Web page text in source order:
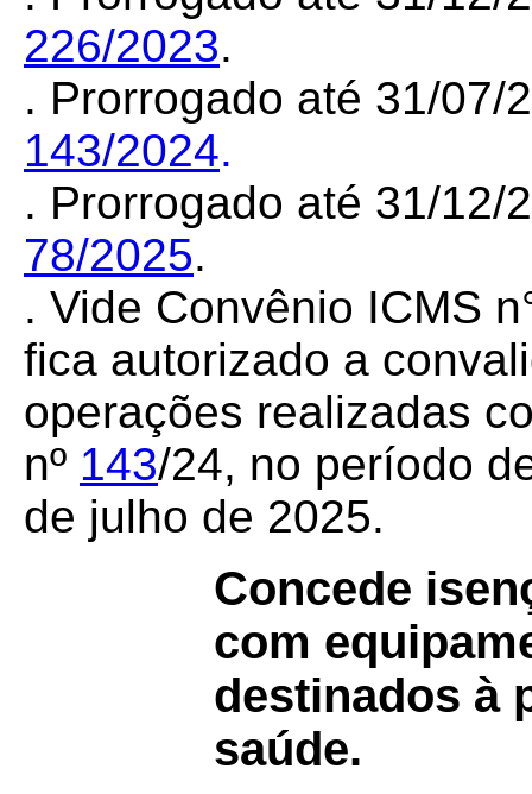
226/2023.
. Prorrogado até 31/07/
143/2024.
. Prorrogado até 31/12/
78/2025.
. Vide Convênio ICMS
fica autorizado a
operações realizadas
nº 143/24, no período
de julho de 2025.
Concede
com
destinados à
saúde.